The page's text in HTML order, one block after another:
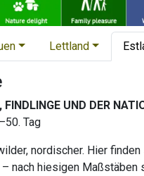
Lettland
FINDLINGE UND DER
Tag
nordischer. Hier
nach hiesigen